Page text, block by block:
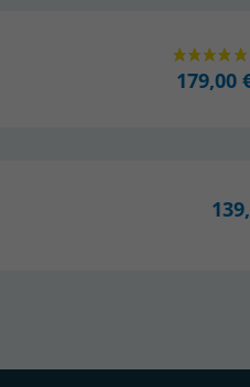
179,00